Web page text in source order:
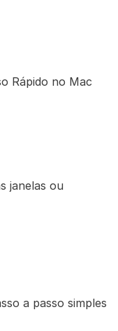
Rápido no Mac
janelas ou
a passo simples